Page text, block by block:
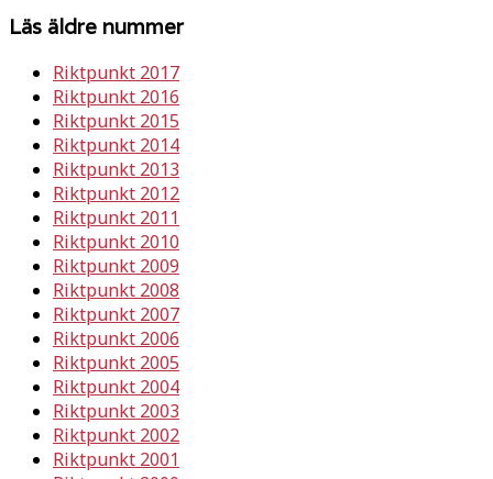
Läs äldre nummer
Riktpunkt 2017
Riktpunkt 2016
Riktpunkt 2015
Riktpunkt 2014
Riktpunkt 2013
Riktpunkt 2012
Riktpunkt 2011
Riktpunkt 2010
Riktpunkt 2009
Riktpunkt 2008
Riktpunkt 2007
Riktpunkt 2006
Riktpunkt 2005
Riktpunkt 2004
Riktpunkt 2003
Riktpunkt 2002
Riktpunkt 2001